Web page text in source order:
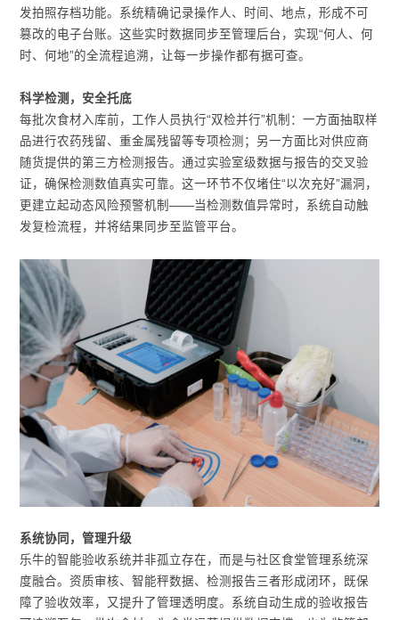
发拍照存档功能。系统精确记录操作人、时间、地点，形成不可
篡改的电子台账。这些实时数据同步至管理后台，实现“何人、何
时、何地”的全流程追溯，让每一步操作都有据可查。
科学检测，安全托底
每批次食材入库前，工作人员执行“双检并行”机制：一方面抽取样
品进行农药残留、重金属残留等专项检测；另一方面比对供应商
随货提供的第三方检测报告。通过实验室级数据与报告的交叉验
证，确保检测数值真实可靠。这一环节不仅堵住“以次充好”漏洞，
更建立起动态风险预警机制——当检测数值异常时，系统自动触
发复检流程，并将结果同步至监管平台。
系统协同，管理升级
乐牛的智能验收系统并非孤立存在，而是与社区食堂管理系统深
度融合。资质审核、智能秤数据、检测报告三者形成闭环，既保
障了验收效率，又提升了管理透明度。系统自动生成的验收报告